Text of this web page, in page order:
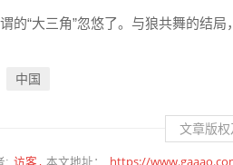
的“大三角”忽悠了。与狼共舞的结
中国
文章版权
: 访客 本文地址： https://